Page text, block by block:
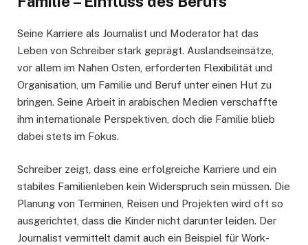
Seine Karriere als Journalist und Moderator hat das
Leben von Schreiber stark geprägt. Auslandseinsätze,
vor allem im Nahen Osten, erforderten Flexibilität und
Organisation, um Familie und Beruf unter einen Hut zu
bringen. Seine Arbeit in arabischen Medien verschaffte
ihm internationale Perspektiven, doch die Familie blieb
dabei stets im Fokus.
Schreiber zeigt, dass eine erfolgreiche Karriere und ein
stabiles Familienleben kein Widerspruch sein müssen. Die
Planung von Terminen, Reisen und Projekten wird oft so
ausgerichtet, dass die Kinder nicht darunter leiden. Der
Journalist vermittelt damit auch ein Beispiel für Work-